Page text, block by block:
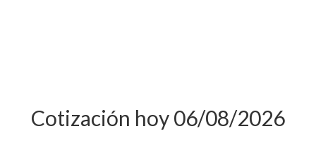
Cotización hoy 06/08/2026